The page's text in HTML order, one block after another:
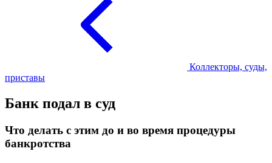
Коллекторы, суды,
приставы
Банк подал в суд
Что делать с этим до и во время процедуры
банкротства